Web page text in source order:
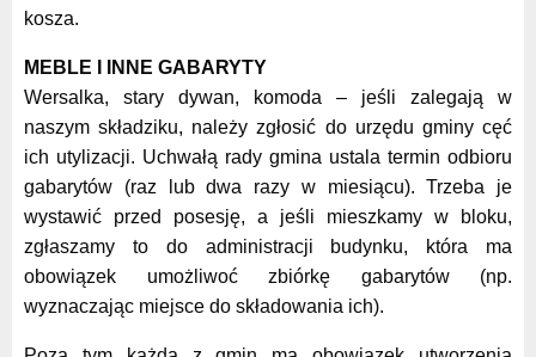
kosza.
MEBLE I INNE GABARYTY
Wersalka, stary dywan, komoda – jeśli zalegają w
naszym składziku, należy zgłosić do urzędu gminy cęć
ich utylizacji. Uchwałą rady gmina ustala termin odbioru
gabarytów (raz lub dwa razy w miesiącu). Trzeba je
wystawić przed posesję, a jeśli mieszkamy w bloku,
zgłaszamy to do administracji budynku, która ma
obowiązek umożliwoć zbiórkę gabarytów (np.
wyznaczając miejsce do składowania ich).